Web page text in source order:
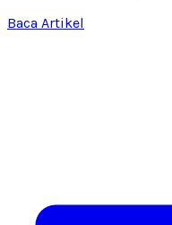
Baca Artikel